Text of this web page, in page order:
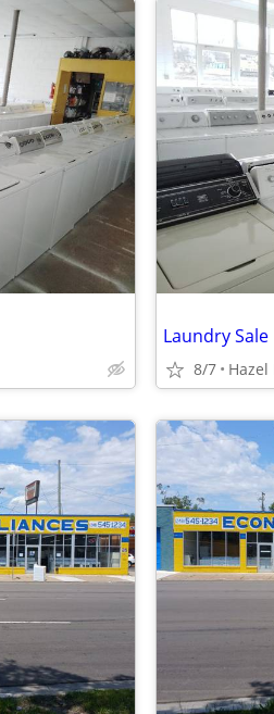
Laundry Sale
8/7 Hazel